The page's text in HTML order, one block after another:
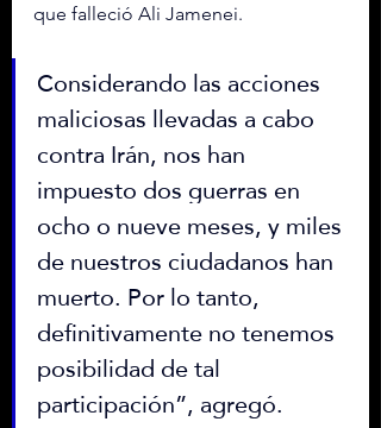
que falleció Ali Jamenei.
Considerando las acciones
maliciosas llevadas a cabo
contra Irán, nos han
impuesto dos guerras en
ocho o nueve meses, y miles
de nuestros ciudadanos han
muerto. Por lo tanto,
definitivamente no tenemos
posibilidad de tal
participación”, agregó.